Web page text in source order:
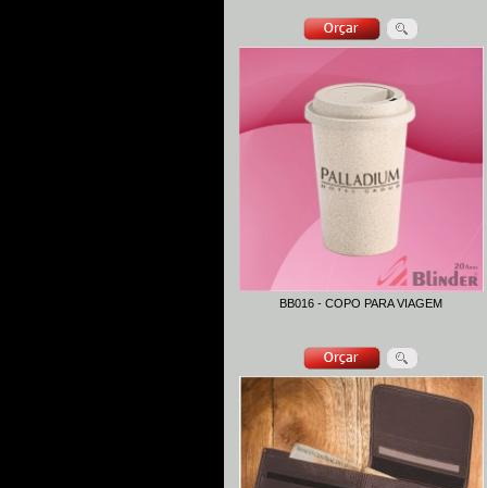
BB016 - COPO PARA VIAGEM